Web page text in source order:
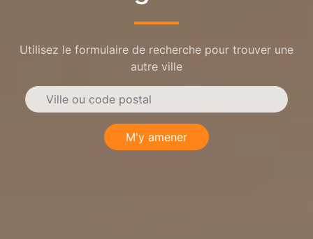
Utilisez le formulaire de recherche pour trouver une
autre ville
M'y amener